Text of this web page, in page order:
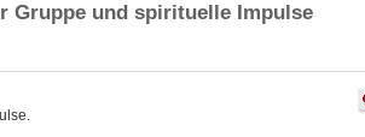
Gruppe und spirituelle Impulse